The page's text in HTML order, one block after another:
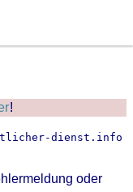
!
dienst.info
oder